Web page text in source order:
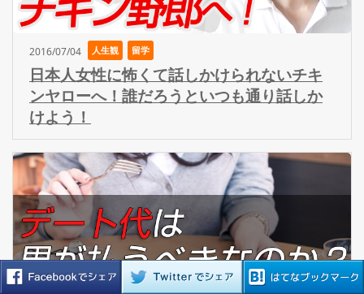
2016/07/04 人生観 留学
日本人女性に怖くて話しかけられないチキ
ンヤローへ！誰だろうといつも通り話しか
けよう！